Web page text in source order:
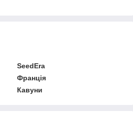
SeedEra
Франція
Кавуни